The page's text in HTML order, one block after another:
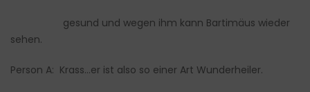
gesund und wegen ihm kann Bartimäus wieder
sehen.
Person A: Krass…er ist also so einer Art Wunderheiler.